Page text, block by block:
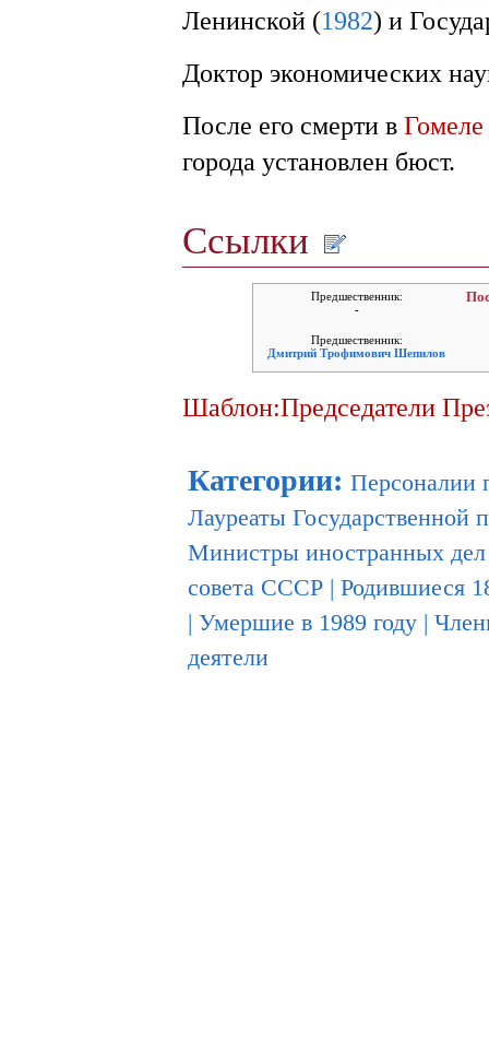
Ленинской (1982) и
Доктор экономических
После его смерти в Гомеле
города установлен бюст.
Ссылки
Предшественник:
-
Предшественник:
Дмитрий Трофимович Шепилов
Шаблон:Председатели
Категории: Персоналии
Лауреаты
Министры иностранных
совета СССР | Родившиеся
| Умершие в 1989 году |
деятели